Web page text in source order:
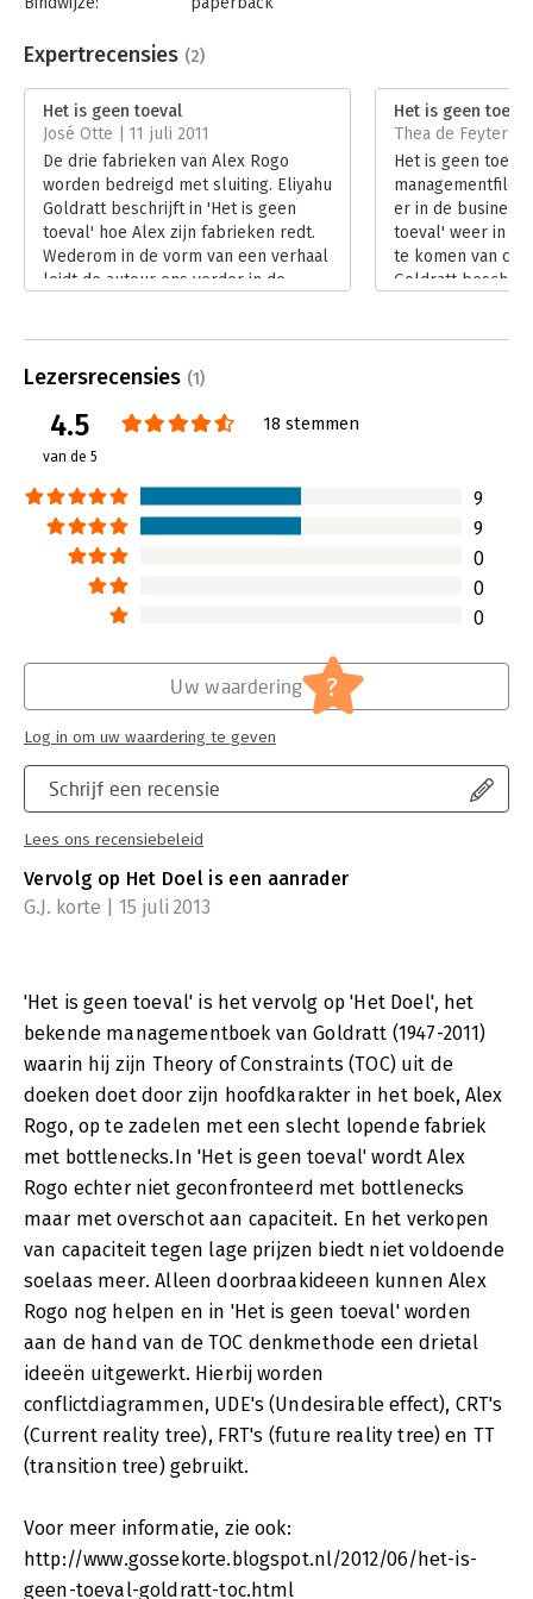
Uitgever:
Unieboek | Het Spectrum
Verschijningsdatum:
Hoofdrubriek: Inkoop en logistiek
Expertrecensies (2)
Het is geen toeval
José Otte | 11 juli 2011
De drie fabrieken van Alex Rogo
worden bedreigd met sluiting. Eliyahu
Goldratt beschrijft in 'Het is geen
toeval' hoe Alex zijn fabrieken redt.
Wederom in de vorm van een verhaal
leidt de auteur ons verder in de
we die in 'Het doel' hebben leren
Lees verder
Het is geen toeval
Thea de Feyter |
Het is geen
er in de
toeval' weer in
te komen van
Goldratt
doorspekken.
Lees verder
Lezersrecensies (1)
4.5
van de 5
18 stemmen
9
9
0
0
0
Schrijf een recensie
Lees ons recensiebeleid
Uw waardering ?
Log in om uw waardering te geven
Vervolg op Het Doel is een aanrader
G.J. korte | 15 juli 2013
'Het is geen toeval' is het vervolg op 'Het Doel', het
bekende managementboek van Goldratt (1947-2011)
waarin hij zijn Theory of Constraints (TOC) uit de
doeken doet door zijn hoofdkarakter in het boek, Alex
Rogo, op te zadelen met een slecht lopende fabriek
met bottlenecks.In 'Het is geen toeval' wordt Alex
Rogo echter niet geconfronteerd met bottlenecks
maar met overschot aan capaciteit. En het verkopen
van capaciteit tegen lage prijzen biedt niet voldoende
soelaas meer. Alleen doorbraakideeen kunnen Alex
Rogo nog helpen en in 'Het is geen toeval' worden
aan de hand van de TOC denkmethode een drietal
ideeën uitgewerkt. Hierbij worden
conflictdiagrammen, UDE's (Undesirable effect), CRT's
(Current reality tree), FRT's (future reality tree) en TT
(transition tree) gebruikt.
Voor meer informatie, zie ook:
http://www.gossekorte.blogspot.nl/2012/06/het-is-
geen-toeval-goldratt-toc.html